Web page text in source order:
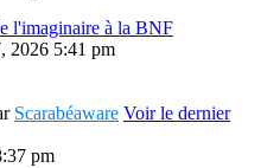
l'imaginaire à la BNF
2026 5:41 pm
Scarabéaware Voir le dernier
pm